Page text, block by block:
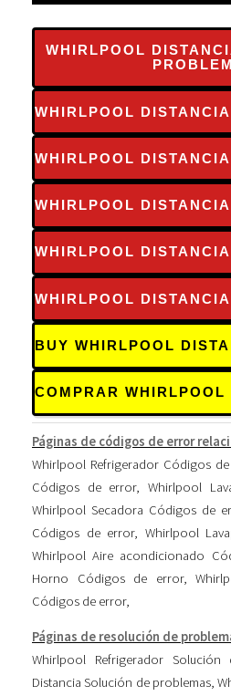
WHIRLPOOL
WHIRLPOOL
WHIRLPOOL
WHIRLPOOL
WHIRLPOOL
WHIRLPOOL
BUY WHIRLPOOL
COMPRAR WHIRLPOOL
Páginas de códigos de error
Whirlpool Refrigerador Códigos
Códigos de error,Whirlpool
Whirlpool Secadora Códigos de
Códigos de error, Whirlpool
Whirlpool Aire acondicionado
Horno Códigos de error,
Códigos de error,
Páginas de resolución de
Whirlpool Refrigerador Solución
Distancia Solución de problemas,